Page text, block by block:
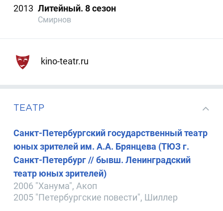
2013 Литейный. 8 сезон
Смирнов
kino-teatr.ru
ТЕАТР
Санкт-Петербургский государственный театр
юных зрителей им. А.А. Брянцева (ТЮЗ г.
Санкт-Петербург // бывш. Ленинградский
театр юных зрителей)
2006 "Ханума", Акоп
2005 "Петербургские повести", Шиллер